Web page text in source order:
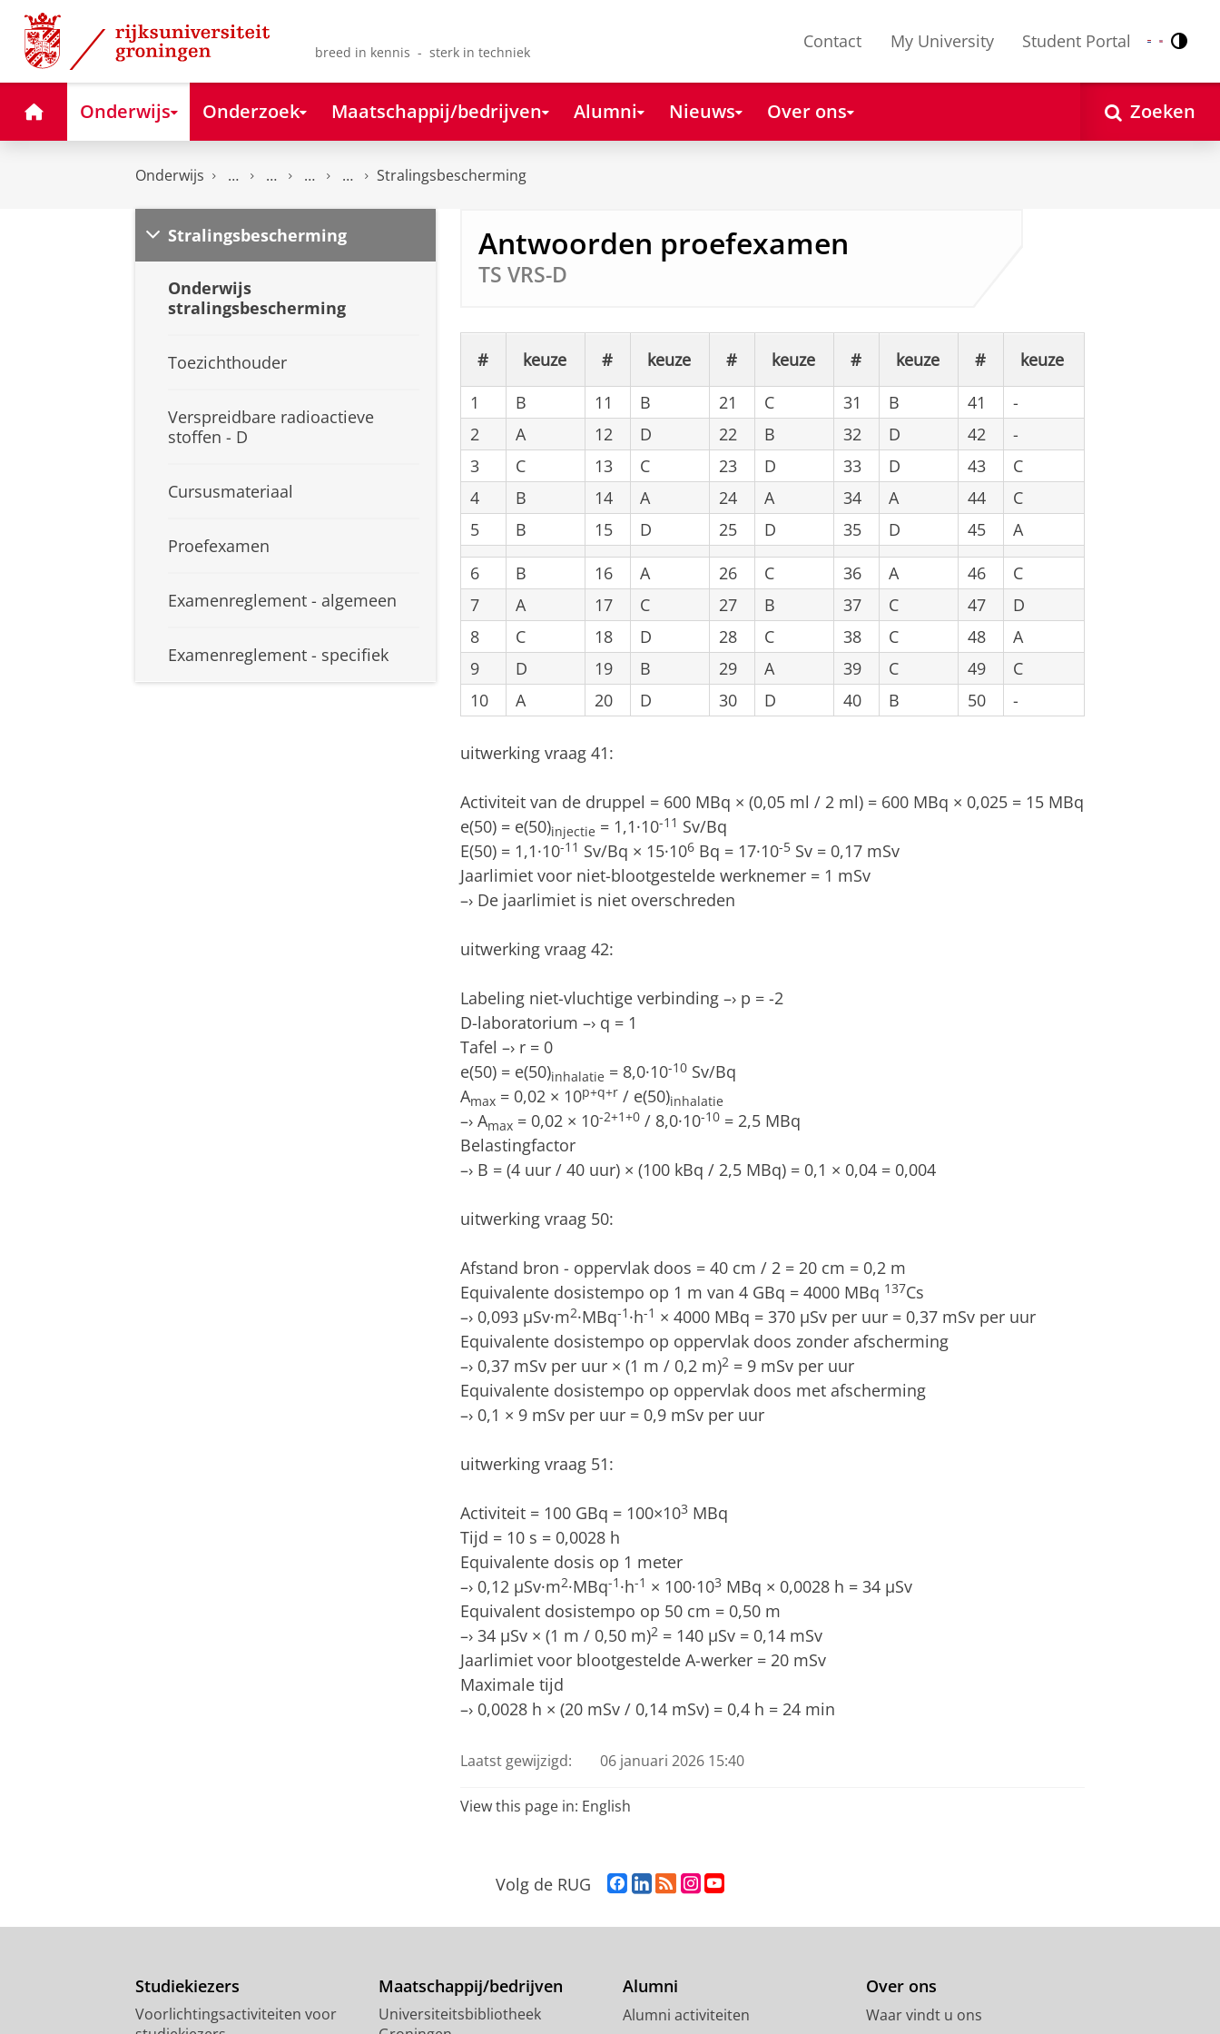
Skip
Content
Skip
Navigation
breed in kennis - sterk in techniek
Contact My University Student Portal Nederlands
English
HomeOnderwijs Onderzoek Maatschappij/bedrijven Alumni Nieuws Over ons Zoeken
Onderwijs Stralingsbescherming
Stralingsbescherming
Onderwijs
stralingsbescherming
Toezichthouder
Verspreidbare radioactieve
stoffen - D
Cursusmateriaal
Proefexamen
Examenreglement - algemeen
Examenreglement - specifiek
Antwoorden proefexamen
TS VRS-D
# keuze # keuze # keuze # keuze #
keuze
1
B 11 B 21 C 31 B 41
-
2
A 12 D 22 B 32 D 42
-
3
C 13 C 23 D 33 D 43
C
4
B 14 A 24 A 34 A 44
C
5
B 15 D 25 D 35 D 45
A
6
B 16 A 26 C 36 A 46
C
7
A 17 C 27 B 37 C 47
D
8
C 18 D 28 C 38 C 48
A
9
D 19 B 29 A 39 C 49
C
10
A 20 D 30 D 40 B 50 -
uitwerking vraag 41:
Activiteit van de druppel = 600 MBq × (0,05 ml / 2 ml) = 600 MBq × 0,025 = 15 MBq
e(50) = e(50)injectie = 1,1·10-11 Sv/Bq
E(50) = 1,1·10-11 Sv/Bq × 15·106Bq = 17·10-5Sv = 0,17 mSv
Jaarlimiet voor niet-blootgestelde werknemer = 1 mSv
–› De jaarlimiet is niet overschreden
uitwerking vraag 42:
Labeling niet-vluchtige verbinding –› p = -2
D-laboratorium –› q = 1
Tafel –› r = 0
e(50) = e(50)inhalatie = 8,0·10-10Sv/Bq
Amax= 0,02 × 10p+q+r/ e(50)inhalatie
–› Amax= 0,02 × 10-2+1+0/ 8,0·10-10= 2,5 MBq
Belastingfactor
–› B = (4 uur / 40 uur) × (100 kBq / 2,5 MBq) = 0,1 × 0,04 = 0,004
uitwerking vraag 50:
Afstand bron - oppervlak doos = 40 cm / 2 = 20 cm = 0,2 m
Equivalente dosistempo op 1 m van 4 GBq = 4000 MBq 137Cs
–› 0,093 μSv·m2·MBq-1 ·h-1 × 4000 MBq = 370 μSv per uur = 0,37 mSv per uur
Equivalente dosistempo op oppervlak doos zonder afscherming
–› 0,37 mSv per uur × (1 m / 0,2 m)2= 9 mSv per uur
Equivalente dosistempo op oppervlak doos met afscherming
–› 0,1 × 9 mSv per uur = 0,9 mSv per uur
uitwerking vraag 51:
Activiteit = 100 GBq = 100×103 MBq
Tijd = 10 s = 0,0028 h
Equivalente dosis op 1 meter
–› 0,12 μSv·m2·MBq-1 ·h-1 × 100·103 MBq × 0,0028 h = 34 μSv
Equivalent dosistempo op 50 cm = 0,50 m
–› 34 μSv × (1 m / 0,50 m)2= 140 μSv = 0,14 mSv
Jaarlimiet voor blootgestelde A-werker = 20 mSv
Maximale tijd
–› 0,0028 h × (20 mSv / 0,14 mSv) = 0,4 h = 24 min
Laatst gewijzigd: 06 januari 2026 15:40
View this page in: English
Volg de RUG
F
c
o
o
k
L
n
d
n
R
S
e
d
I
s
a
u
e
-
Studiekiezers
Voorlichtingsactiviteiten voor
Maatschappij/bedrijven
Universiteitsbibliotheek
Alumni
Alumni activiteiten
Over ons
Waar vindt u ons